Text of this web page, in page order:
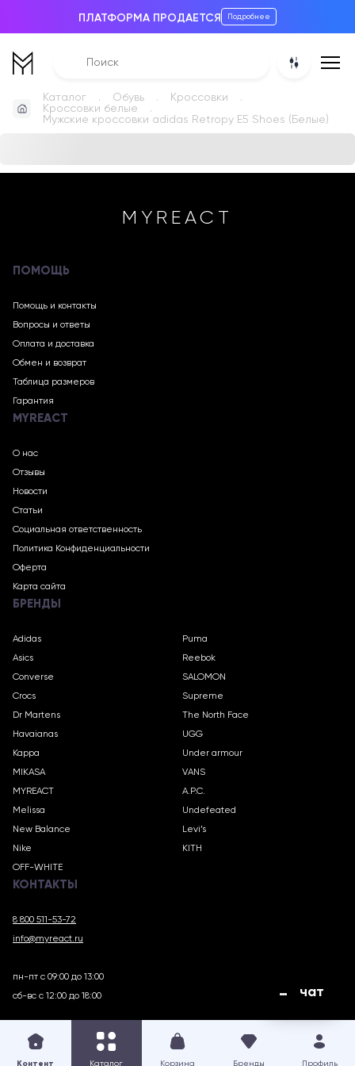
ПЛАТФОРМА ПРОДАЕТСЯ Подробнее
Каталог Обувь
Кроссовки
Кроссовки белые
Мужские кроссовки adidas Retropy E5 Shoes (Белые)
MYREACT
ПОМОЩЬ
Помощь и контакты
Вопросы и ответы
Оплата и доставка
Обмен и возврат
Таблица размеров
Гарантия
MYREACT
О нас
Отзывы
Новости
Статьи
Социальная ответственность
Политика Конфиденциальности
Оферта
Карта сайта
БРЕНДЫ
Adidas
Asics
Converse
Crocs
Dr Martens
Havaianas
Kappa
MIKASA
MYREACT
Melissa
New Balance
Nike
OFF-WHITE
Puma
Reebok
SALOMON
Supreme
The North Face
UGG
Under armour
VANS
A.P.C.
Undefeated
Levi’s
KITH
КОНТАКТЫ
8 800 511-53-72
info@myreact.ru
пн-пт с 09:00 до 13:00
сб-вс с 12:00 до 18:00
Контент Каталог Корзина Бренды Профиль
чат